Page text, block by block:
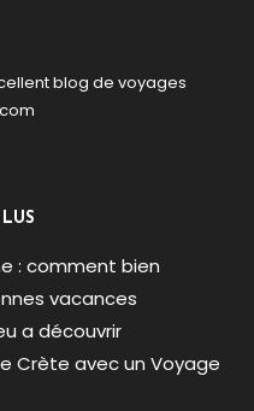
blog de voyages
: comment bien
vacances
a découvrir
Crète avec un Voyage